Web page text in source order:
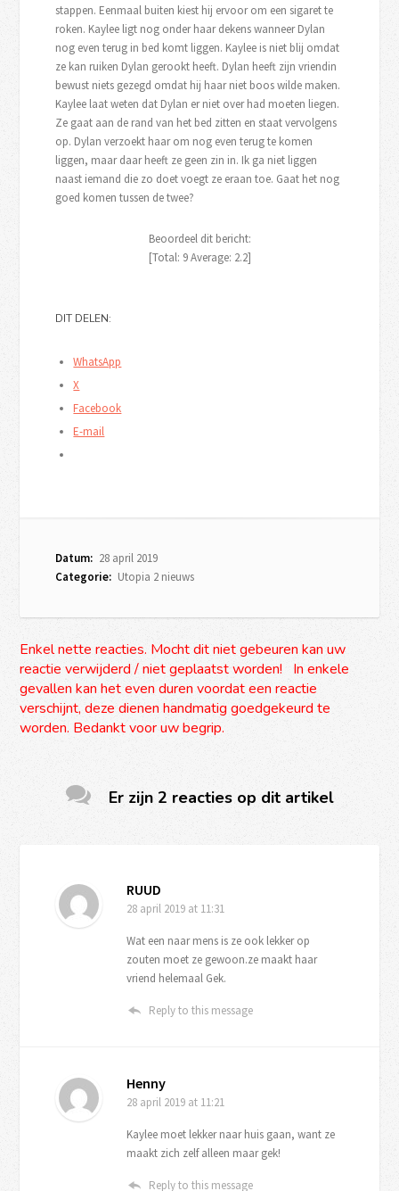
stappen. Eenmaal buiten kiest hij ervoor om een sigaret te
roken. Kaylee ligt nog onder haar dekens wanneer Dylan
nog even terug in bed komt liggen. Kaylee is niet blij omdat
ze kan ruiken Dylan gerookt heeft. Dylan heeft zijn vriendin
bewust niets gezegd omdat hij haar niet boos wilde maken.
Kaylee laat weten dat Dylan er niet over had moeten liegen.
Ze gaat aan de rand van het bed zitten en staat vervolgens
op. Dylan verzoekt haar om nog even terug te komen
liggen, maar daar heeft ze geen zin in. Ik ga niet liggen
naast iemand die zo doet voegt ze eraan toe. Gaat het nog
goed komen tussen de twee?
Beoordeel dit bericht:
[Total: 9Average: 2.2]
DIT DELEN:
WhatsApp
X
Facebook
E-mail
Datum: 28 april 2019
Categorie: Utopia 2 nieuws
Enkel nette reacties. Mocht dit niet gebeuren kan uw
reactie verwijderd / niet geplaatst worden! In enkele
gevallen kan het even duren voordat een reactie
verschijnt, deze dienen handmatig goedgekeurd te
worden. Bedankt voor uw begrip.
Er zijn 2 reacties op dit artikel
RUUD
28 april 2019 at 11:31
Wat een naar mens is ze ook lekker op
zouten moet ze gewoon.ze maakt haar
vriend helemaal Gek.
Reply to this message
Henny
28 april 2019 at 11:21
Kaylee moet lekker naar huis gaan, want ze
maakt zich zelf alleen maar gek!
Reply to this message